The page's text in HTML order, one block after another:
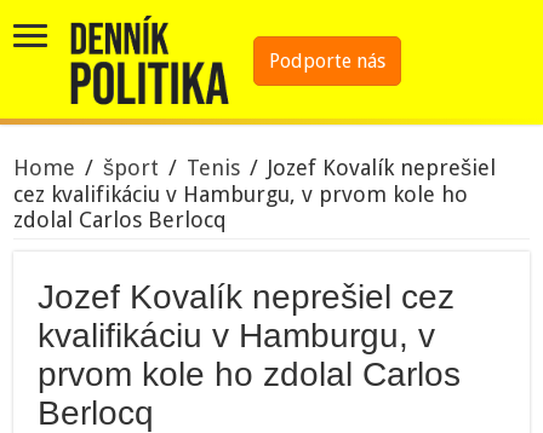
Podporte nás
Home / šport / Tenis / Jozef Kovalík neprešiel
cez kvalifikáciu v Hamburgu, v prvom kole ho
zdolal Carlos Berlocq
Jozef Kovalík neprešiel cez
kvalifikáciu v Hamburgu, v
prvom kole ho zdolal Carlos
Berlocq